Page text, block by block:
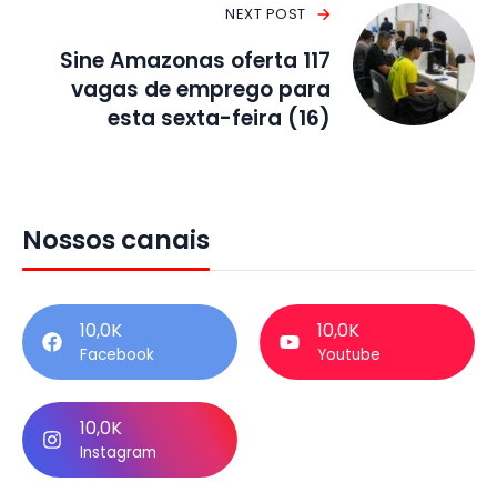
NEXT POST
Sine Amazonas oferta 117
vagas de emprego para
esta sexta-feira (16)
Nossos canais
10,0K
Facebook
10,0K
Youtube
10,0K
Instagram